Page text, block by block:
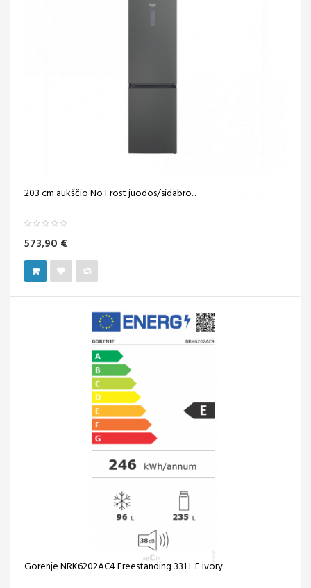
203 cm aukščio No Frost juodos/sidabro...
573,90 €
Gorenje NRK6202AC4 Freestanding 331 L E Ivory